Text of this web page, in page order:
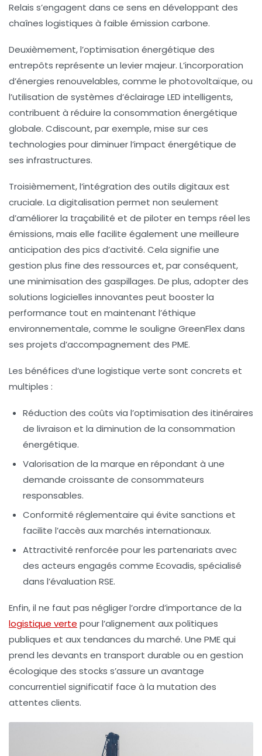
Relais s’engagent dans ce sens en développant des
chaînes logistiques à faible émission carbone.
Deuxièmement, l’optimisation énergétique des
entrepôts représente un levier majeur. L’incorporation
d’énergies renouvelables, comme le photovoltaïque, ou
l’utilisation de systèmes d’éclairage LED intelligents,
contribuent à réduire la consommation énergétique
globale. Cdiscount, par exemple, mise sur ces
technologies pour diminuer l’impact énergétique de
ses infrastructures.
Troisièmement, l’intégration des outils digitaux est
cruciale. La digitalisation permet non seulement
d’améliorer la traçabilité et de piloter en temps réel les
émissions, mais elle facilite également une meilleure
anticipation des pics d’activité. Cela signifie une
gestion plus fine des ressources et, par conséquent,
une minimisation des gaspillages. De plus, adopter des
solutions logicielles innovantes peut booster la
performance tout en maintenant l’éthique
environnementale, comme le souligne GreenFlex dans
ses projets d’accompagnement des PME.
Les bénéfices d’une logistique verte sont concrets et
multiples :
Réduction des coûts via l’optimisation des itinéraires
de livraison et la diminution de la consommation
énergétique.
Valorisation de la marque en répondant à une
demande croissante de consommateurs
responsables.
Conformité réglementaire qui évite sanctions et
facilite l’accès aux marchés internationaux.
Attractivité renforcée pour les partenariats avec
des acteurs engagés comme Ecovadis, spécialisé
dans l’évaluation RSE.
Enfin, il ne faut pas négliger l’ordre d’importance de la
logistique verte pour l’alignement aux politiques
publiques et aux tendances du marché. Une PME qui
prend les devants en transport durable ou en gestion
écologique des stocks s’assure un avantage
concurrentiel significatif face à la mutation des
attentes clients.